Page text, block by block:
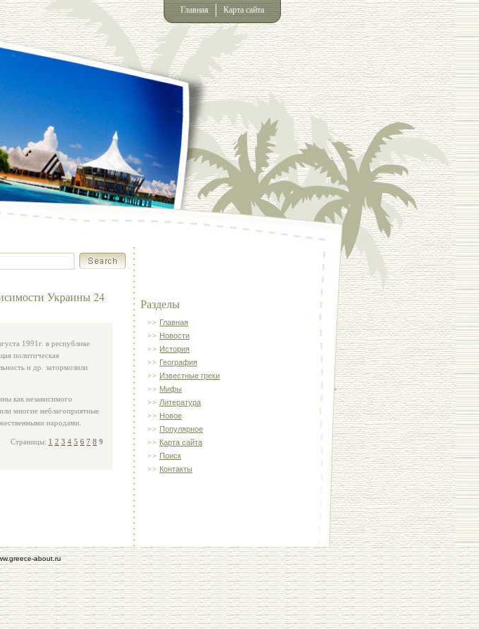
Главная Карта сайта
Разделы
Главная
Новости
История
География
Известные греки
Мифы
Литература
Новое
Популярное
Карта сайта
Поиск
Контакты
Украины 24
1991г. в республике
политическая
и др. затормозили
как независимого
многие неблагоприятные
народами.
Страницы: 1 2 3 4 5 6 7 8 9
about.ru